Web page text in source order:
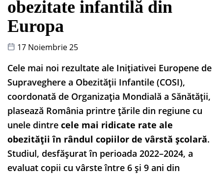
obezitate infantilă din
Europa
17 Noiembrie 25
Cele mai noi rezultate ale Inițiativei Europene de
Supraveghere a Obezității Infantile (COSI),
coordonată de Organizația Mondială a Sănătății,
plasează România printre țările din regiune cu
unele dintre cele mai ridicate rate ale
obezității în rândul copiilor de vârstă școlară.
Studiul, desfășurat în perioada 2022–2024, a
evaluat copii cu vârste între 6 și 9 ani din